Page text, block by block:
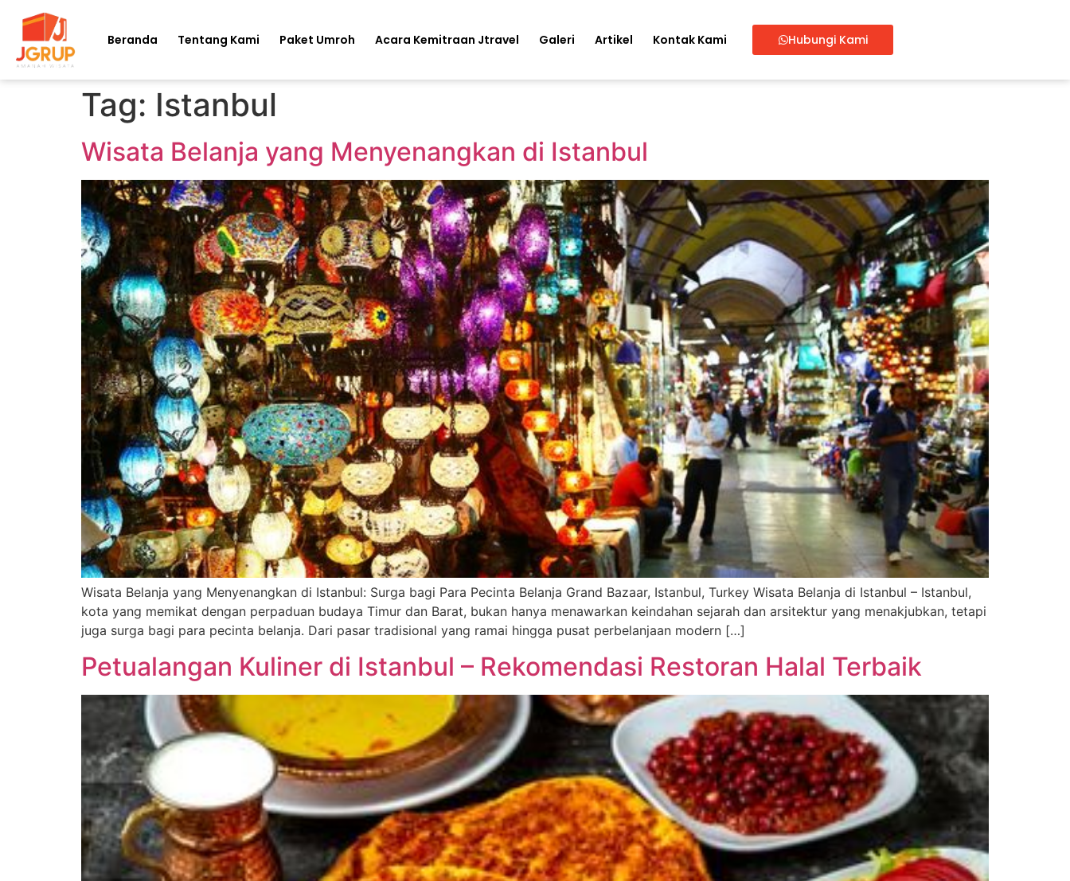
Beranda Tentang Kami Paket Umroh Acara Kemitraan Jtravel Galeri Artikel Kontak Kami Hubungi Kami
Tag: Istanbul
Wisata Belanja yang Menyenangkan di Istanbul
Wisata Belanja yang Menyenangkan di Istanbul: Surga bagi Para Pecinta Belanja Grand Bazaar, Istanbul, Turkey Wisata Belanja di Istanbul – Istanbul,
kota yang memikat dengan perpaduan budaya Timur dan Barat, bukan hanya menawarkan keindahan sejarah dan arsitektur yang menakjubkan, tetapi
juga surga bagi para pecinta belanja. Dari pasar tradisional yang ramai hingga pusat perbelanjaan modern […]
Petualangan Kuliner di Istanbul – Rekomendasi Restoran Halal Terbaik